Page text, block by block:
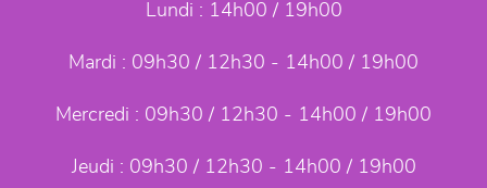
Lundi : 14h00 / 19h00
Mardi : 09h30 / 12h30 - 14h00 / 19h00
Mercredi : 09h30 / 12h30 - 14h00 / 19h00
Jeudi : 09h30 / 12h30 - 14h00 / 19h00